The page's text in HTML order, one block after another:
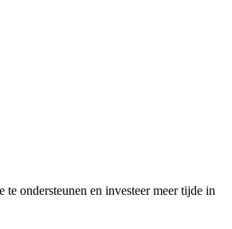
te ondersteunen en investeer meer tijde in